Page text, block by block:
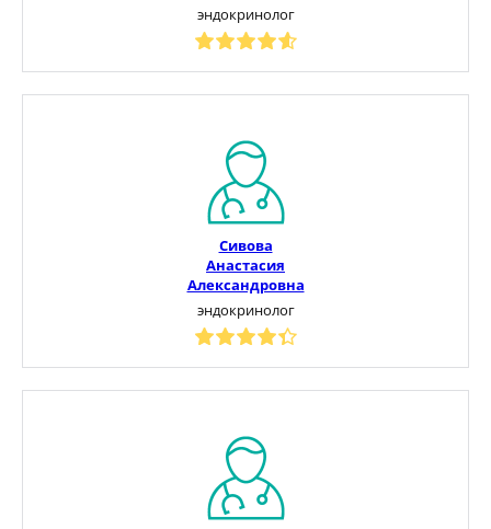
эндокринолог
Сивова
Анастасия
Александровна
эндокринолог